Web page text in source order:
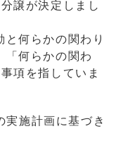
譲が決定しまし
何らかの関わり
「何らかの関わ
項を指していま
実施計画に基づき